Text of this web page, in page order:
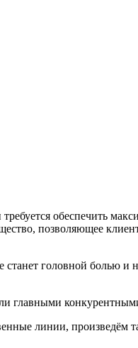
обеспечить
позволяющее
головной болью и
главными
линии, произведём